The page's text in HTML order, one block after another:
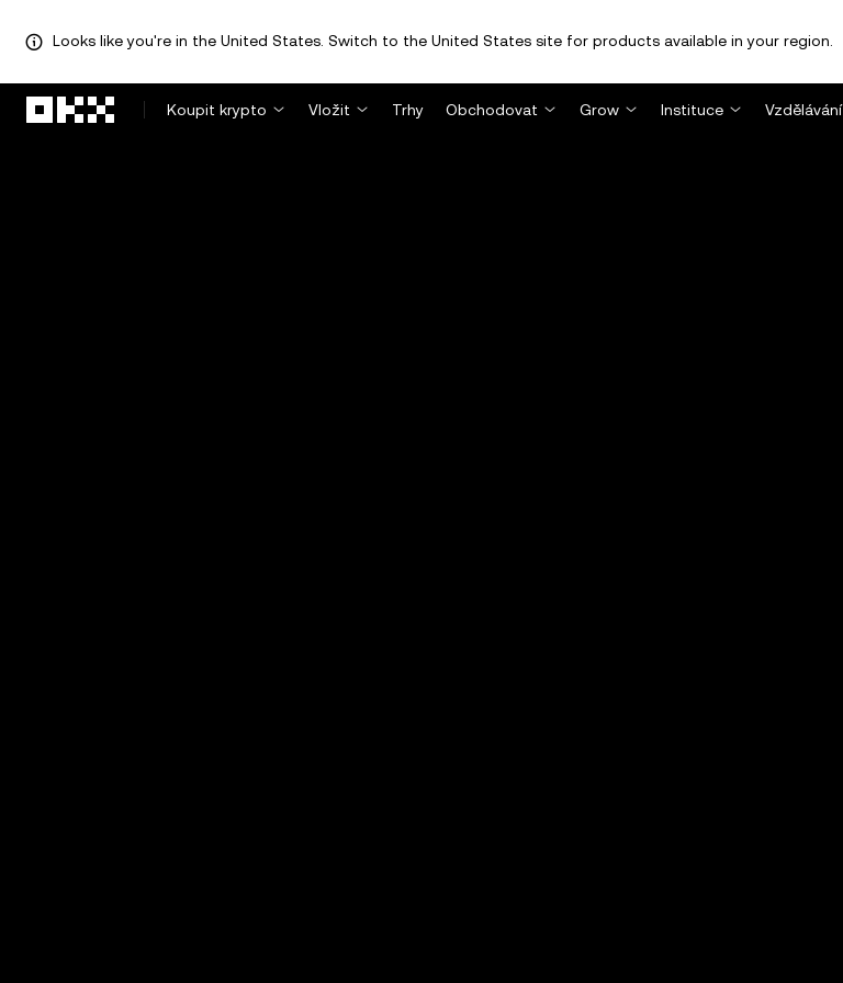
Looks like you're in the United States. Switch to the United States site for products available in your region.
Koupit krypto
Vložit Trhy Obchodovat Grow Instituce Vzdělávání